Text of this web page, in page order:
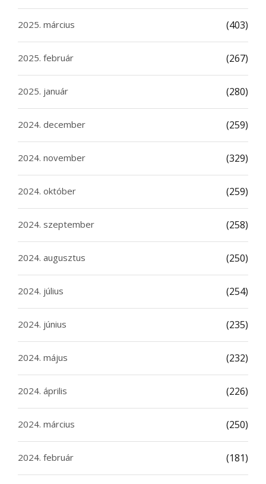
2025. március (403)
2025. február (267)
2025. január (280)
2024. december (259)
2024. november (329)
2024. október (259)
2024. szeptember (258)
2024. augusztus (250)
2024. július (254)
2024. június (235)
2024. május (232)
2024. április (226)
2024. március (250)
2024. február (181)